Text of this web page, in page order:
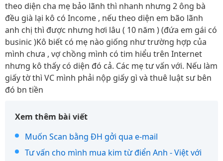
theo diện cha mẹ bảo lãnh thì nhanh nhưng 2 ông bà
đều già lại kô có Income , nếu theo diện em bão lãnh
anh chị thì được nhưng hơi lâu ( 10 năm ) (đứa em gái có
businic )Kô biết có mẹ nào giống như trường hợp của
mình chưa , vợ chồng mình có tim hiểu trên Internet
nhưng kô thấy có diện đó cả. Các mẹ tư vấn với. Nếu làm
giấy tờ thì VC mình phải nộp giấy gì và thuê luật sư bên
đó bn tiền
Xem thêm bài viết
Muốn Scan bằng ĐH gởi qua e-mail
Tư vấn cho mình mua kim từ điển Anh - Việt với